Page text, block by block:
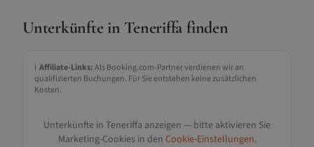
Unterkünfte in Teneriffa finden
ℹ️ Affiliate-Links:Als Booking.com-Partner verdienen wir an
qualifizierten Buchungen. Für Sie entstehen keine zusätzlichen
Kosten.
Unterkünfte in Teneriffa anzeigen — bitte aktivieren Sie
Marketing-Cookies in den Cookie-Einstellungen.